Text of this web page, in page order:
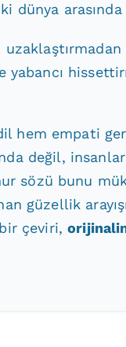
dünya
yabancı
hem empati
değil, insanlar
sözü bunu
güzellik
çeviri,